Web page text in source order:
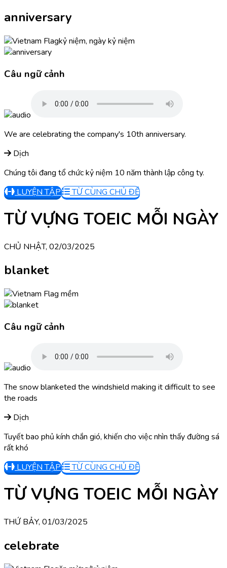
anniversary
kỷ niệm, ngày kỷ niệm
Câu ngữ cảnh
We are celebrating the company's 10th anniversary.
Dịch
Chúng tôi đang tổ chức kỷ niệm 10 năm thành lập công ty.
LUYỆN TẬP
TỪ CÙNG CHỦ ĐỀ
TỪ VỰNG TOEIC MỖI NGÀY
CHỦ NHẬT, 02/03/2025
blanket
mềm
Câu ngữ cảnh
The snow blanketed the windshield making it difficult to see
the roads
Dịch
Tuyết bao phủ kính chắn gió, khiến cho việc nhìn thấy đường sá
rất khó
LUYỆN TẬP
TỪ CÙNG CHỦ ĐỀ
TỪ VỰNG TOEIC MỖI NGÀY
THỨ BẢY, 01/03/2025
celebrate